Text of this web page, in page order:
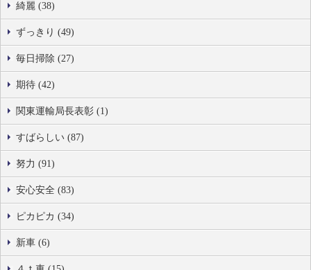
綺麗 (38)
ずっきり (49)
毎日掃除 (27)
期待 (42)
関東運輸局長表彰 (1)
すばらしい (87)
努力 (91)
安心安全 (83)
ピカピカ (34)
新車 (6)